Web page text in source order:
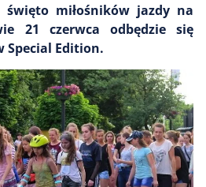
święto miłośników jazdy na
21 czerwca odbędzie się
Edition.